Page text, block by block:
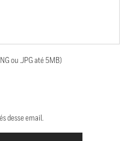
ou .JPG até 5MB)
desse email.